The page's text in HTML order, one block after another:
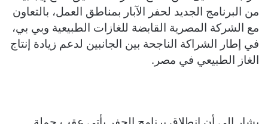
من البرنامج الجديد لحفر الآبار بمناطق العمل، بالتعاون
مع الشركة المصرية القابضة للغازات الطبيعية وبي بي،
في إطار الشراكة الناجحة بين الجانبين لدعم زيادة إنتاج
الغاز الطبيعي في مصر.